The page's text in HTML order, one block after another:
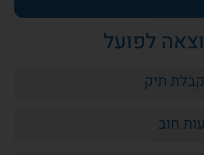
לפועל
תיק
חוב